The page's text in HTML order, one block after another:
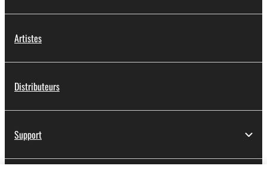
Artistes
Distributeurs
Support